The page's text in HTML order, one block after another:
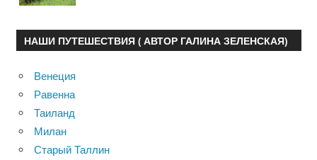
НАШИ ПУТЕШЕСТВИЯ ( АВТОР ГАЛИНА ЗЕЛЕНСКАЯ)
Венеция
Равенна
Таиланд
Милан
Старый Таллин